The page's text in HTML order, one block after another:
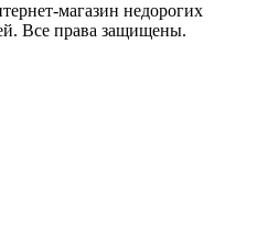
магазин недорогих
Все права защищены.